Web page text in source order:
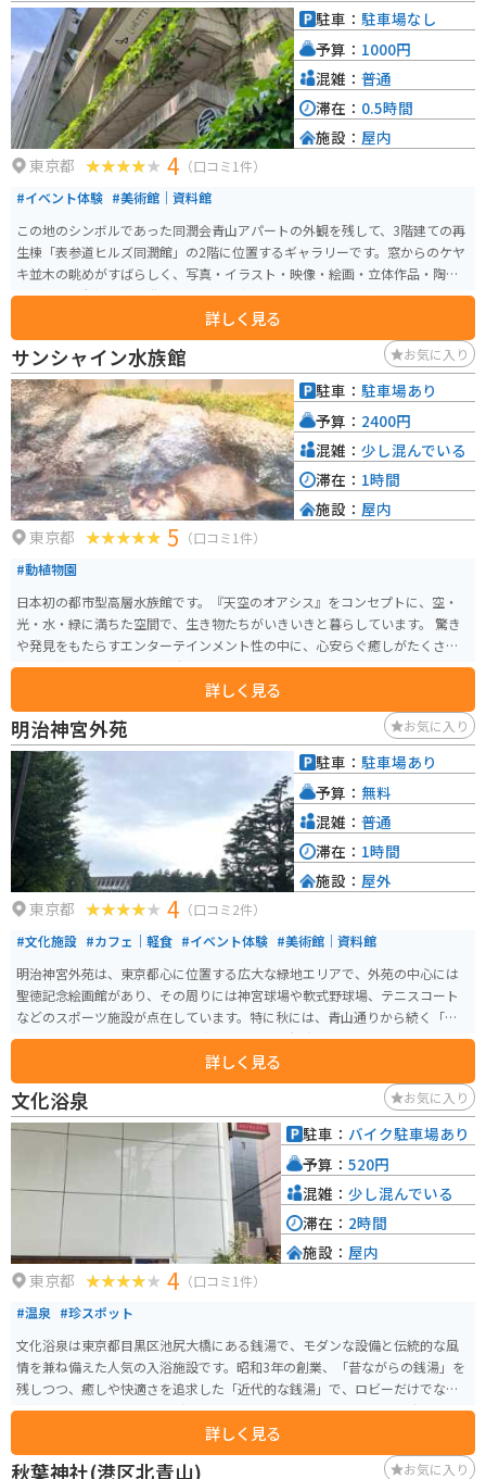
ます。さらに、ミュージアム前庭には、歴代のオリンピックで使用された聖
火台やトーチが展示されており、写真撮影スポットとしても人気です。オリ
ンピックの魅力とスポーツの偉大さを再認識できる、日本オリンピックミュ
ージアムは、スポーツファン必見のスポットです。
東京都 4 （口コミ1件）
#イベント体験 #美術館｜資料館
この地のシンボルであった同潤会青山アパートの外観を残して、3階建ての再
生棟「表参道ヒルズ同潤館」の2階に位置するギャラリーです。窓からのケヤ
キ並木の眺めがすばらしく、写真・イラスト・映像・絵画・立体作品・陶芸
などアート全般の作品発表の場として定期的にイベントを開催しています。
詳しく見る
駐車： 駐車場なし
予算： 1000円
混雑： 普通
滞在： 0.5時間
施設： 屋内
サンシャイン水族館 お気に入り
東京都 5 （口コミ1件）
#動植物園
日本初の都市型高層水族館です。『天空のオアシス』をコンセプトに、空・
光・水・緑に満ちた空間で、生き物たちがいきいきと暮らしています。 驚き
や発見をもたらすエンターテインメント性の中に、心安らぐ癒しがたくさん
ある、都会の非日常空間が広がります。 カワウソ、ペンギン、アシカ、クラ
ゲ、チンアナゴ、アザラシ、ダイオウグソクムシなどなど、多くの生き物たち
に会えます。
詳しく見る
駐車： 駐車場あり
予算： 2400円
混雑： 少し混んでいる
滞在： 1時間
施設： 屋内
明治神宮外苑 お気に入り
東京都 4 （口コミ2件）
#文化施設 #カフェ｜軽食 #イベント体験 #美術館｜資料館
明治神宮外苑は、東京都心に位置する広大な緑地エリアで、外苑の中心には
聖徳記念絵画館があり、その周りには神宮球場や軟式野球場、テニスコート
などのスポーツ施設が点在しています。特に秋には、青山通りから続く「い
ちょう並木」が美しい黄金色に染まり、多くの観光客が訪れます。スポーツ
イベントや季節ごとのイベントも頻繁に開催されており、訪れるたびに新し
い発見があります。散策やジョギングにも最適な環境で、都会の喧騒を忘れ
てリフレッシュできる場所です。
詳しく見る
駐車： 駐車場あり
予算： 無料
混雑： 普通
滞在： 1時間
施設： 屋外
文化浴泉 お気に入り
東京都 4 （口コミ1件）
#温泉 #珍スポット
文化浴泉は東京都目黒区池尻大橋にある銭湯で、モダンな設備と伝統的な風
情を兼ね備えた人気の入浴施設です。昭和3年の創業、「昔ながらの銭湯」を
残しつつ、癒しや快適さを追求した「近代的な銭湯」で、ロビーだけでなく
浴槽内にもジャズのBGMが流れています。他にはない上質な空間が広がる銭
湯で、新たに導入したnano湯や軟水湯など、より銭湯を楽しめる施設となっ
ています。 館内にはサウナや露天風呂、水風呂など、多彩な入浴設備が整っ
詳しく見る
駐車： バイク駐車場あり
予算： 520円
混雑： 少し混んでいる
滞在： 2時間
施設： 屋内
秋葉神社(港区北青山) お気に入り